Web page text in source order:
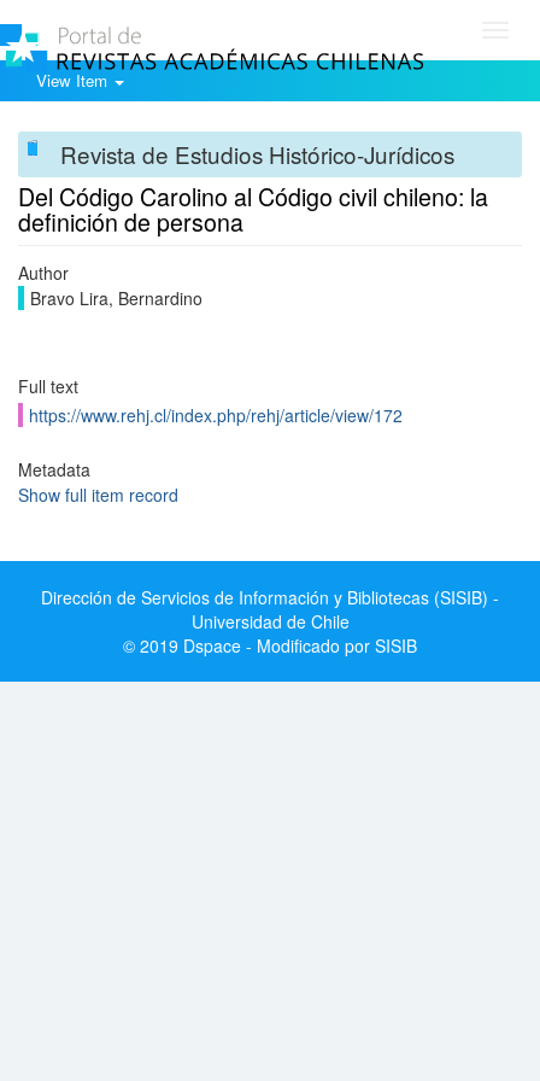
View Item
Revista de Estudios Histórico-Jurídicos
Del Código Carolino al Código civil chileno: la
definición de persona
Author
Bravo Lira, Bernardino
Full text
https://www.rehj.cl/index.php/rehj/article/view/172
Metadata
Show full item record
Dirección de Servicios de Información y Bibliotecas (SISIB) -
Universidad de Chile
© 2019 Dspace - Modificado por SISIB